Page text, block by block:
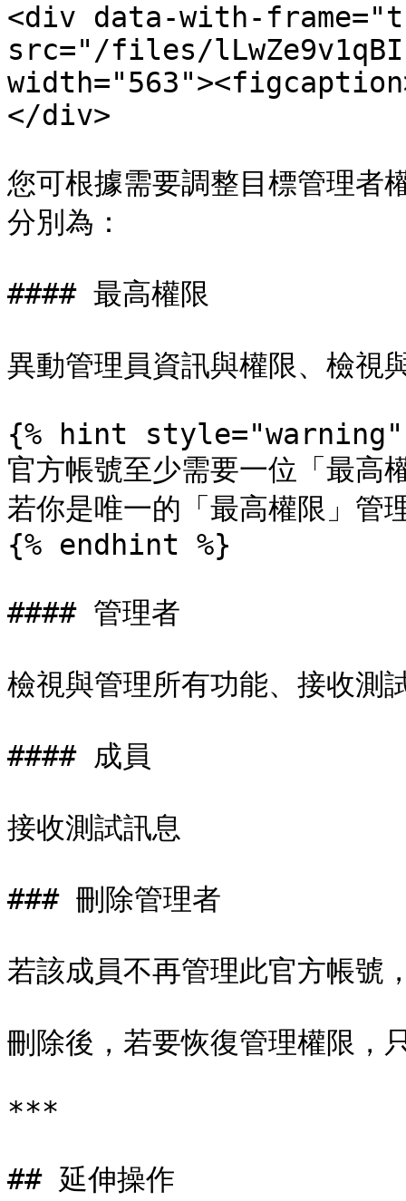
<div data-with-
src="/files/
</div>
您可根據需要調整目標管理
分別為：
#### 最高權限
異動管理員資訊與權限、檢視
{% hint style="warning"
官方帳號至少需要一位「最高
若你是唯一的「最高權限」管
{% endhint %}
#### 管理者
檢視與管理所有功能、接收測
#### 成員
接收測試訊息
### 刪除管理者
若該成員不再管理此官方帳號
刪除後，若要恢復管理權限，
***
## 延伸操作